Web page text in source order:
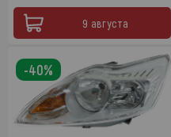
9 августа
-40%